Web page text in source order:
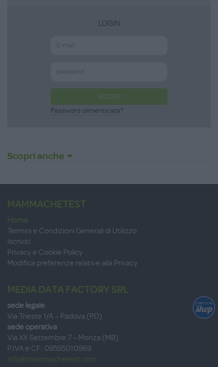
LOGIN
ACCEDI
Password dimenticata?
Scopri anche
MAMMACHETEST
Home
Termini e Condizioni Generali di Utilizzo
Iscriviti
Privacy e Cookie Policy
Modifica preferenze relative alla Privacy
MEDIA DATA FACTORY SRL
sede legale
Via Trieste 1/A – Padova (PD)
sede operativa
Via XX Settembre 7 – Monza (MB)
P.IVA e CF: 09595010969
info@mammachetest.com